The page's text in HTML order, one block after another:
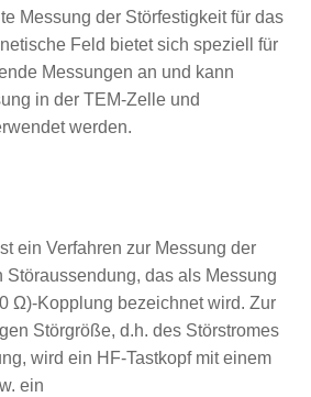
Messung der Störfestigkeit für das
Feld bietet sich speziell für
Messungen an und kann
in der TEM‑Zelle und
werden.
ein Verfahren zur Messung der
Störaussendung, das als Messung
Ω)-Kopplung bezeichnet wird. Zur
Störgröße, d.h. des Störstromes
wird ein HF‑Tastkopf mit einem
ein